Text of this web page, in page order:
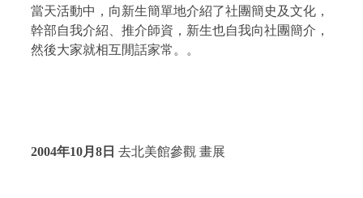
當天活動中，向新生簡單地介紹了社團簡史及文化，
幹部自我介紹、推介師資，新生也自我向社團簡介，
然後大家就相互閒話家常。。
2004年10月 8 日 去北美館參觀 畫展